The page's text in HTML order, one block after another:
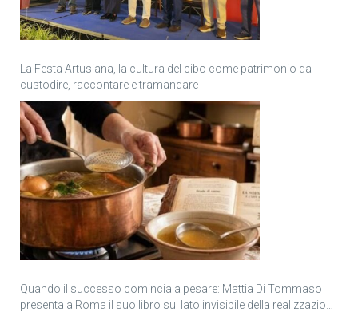
La Festa Artusiana, la cultura del cibo come patrimonio da
custodire, raccontare e tramandare
Quando il successo comincia a pesare: Mattia Di Tommaso
presenta a Roma il suo libro sul lato invisibile della realizzazione